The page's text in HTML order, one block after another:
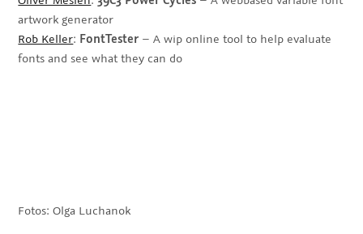
artwork generator
Rob Keller: FontTester – A wip online tool to help evaluate
fonts and see what they can do
Fotos: Olga Luchanok